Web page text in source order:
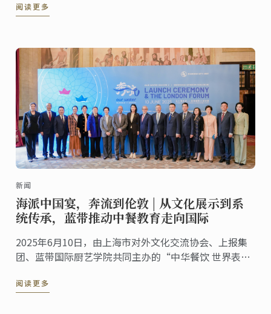
阅读更多
新闻
海派中国宴，奔流到伦敦 | 从文化展示到系
统传承，蓝带推动中餐教育走向国际
2025年6月10日，由上海市对外文化交流协会、上报集
团、蓝带国际厨艺学院共同主办的“中华餐饮 世界表达
蓝带伦敦概念餐厅The CORD by Le Cordon ...
阅读更多